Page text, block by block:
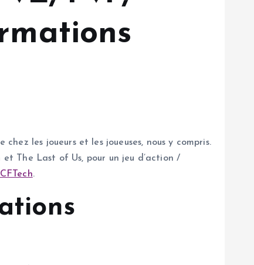
les joueurs et les joueuses, nous y compris.
et The Last of Us, pour un jeu d’action /
.